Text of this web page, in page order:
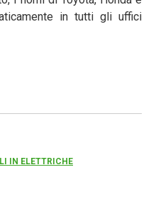
in tutti gli uffici
IN ELETTRICHE